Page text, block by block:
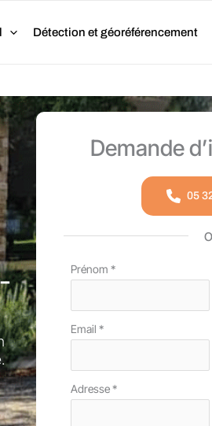
Détection et géoréférencement
Demande
05
Formulaire
avec
téléphone
Prénom *
Email *
Adresse*